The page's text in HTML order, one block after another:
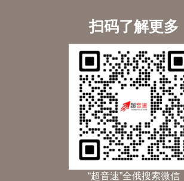
扫码了解更多
“超音速”全俄搜索微信